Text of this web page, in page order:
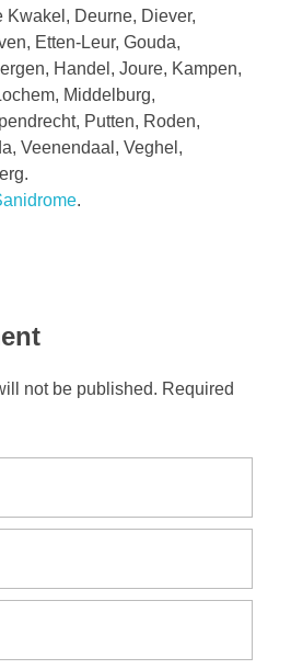
Kwakel, Deurne, Diever,
Etten-Leur, Gouda,
Handel, Joure, Kampen,
Middelburg,
Putten, Roden,
Veenendaal, Veghel,
.
not be published. Required